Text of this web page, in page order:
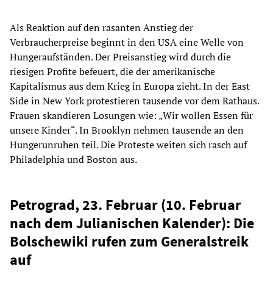
Als Reaktion auf den rasanten Anstieg der
Verbraucherpreise beginnt in den USA eine Welle von
Hungeraufständen. Der Preisanstieg wird durch die
riesigen Profite befeuert, die der amerikanische
Kapitalismus aus dem Krieg in Europa zieht. In der East
Side in New York protestieren tausende vor dem Rathaus.
Frauen skandieren Losungen wie: „Wir wollen Essen für
unsere Kinder“. In Brooklyn nehmen tausende an den
Hungerunruhen teil. Die Proteste weiten sich rasch auf
Philadelphia und Boston aus.
Petrograd, 23. Februar (10. Februar
nach dem Julianischen Kalender): Die
Bolschewiki rufen zum Generalstreik
auf